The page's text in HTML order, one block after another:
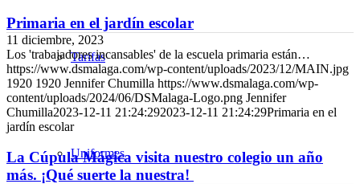
Tarifas
Uniformes
Primaria en el jardín escolar
11 diciembre, 2023
Los 'trabajadores incansables' de la escuela primaria están…
https://www.dsmalaga.com/wp-content/uploads/2023/12/MAIN.jpg
1920 1920 Jennifer Chumilla https://www.dsmalaga.com/wp-
content/uploads/2024/06/DSMalaga-Logo.png Jennifer
Chumilla2023-12-11 21:24:292023-12-11 21:24:29Primaria en el
jardín escolar
La Cúpula Mágica visita nuestro colegio un año
más. ¡Qué suerte la nuestra!